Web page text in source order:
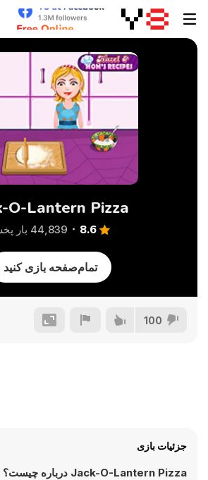
O-Lantern Pizza
8.6 44,839 بار پخش
تمام‌صفحه بازی کنید
100
جزئیات بازی
Jack-O-Lantern Pizza درباره چیست؟